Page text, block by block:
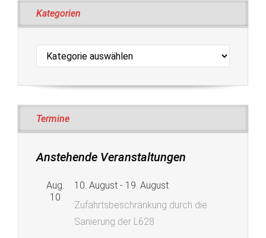
Kategorien
Kategorien
Termine
Anstehende Veranstaltungen
Aug.
10
10. August - 19. August
Zufahrtsbeschränkung durch die
Sanierung der L628